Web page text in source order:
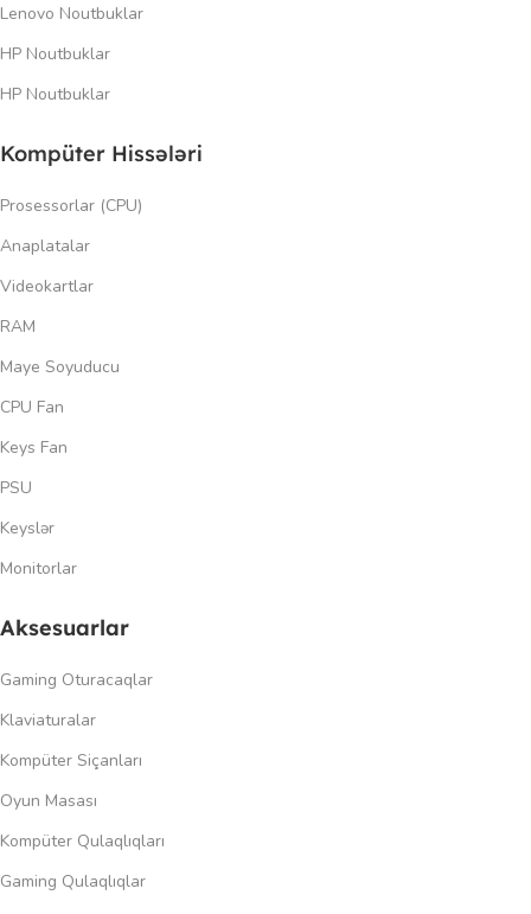
Lenovo Noutbuklar
HP Noutbuklar
HP Noutbuklar
Kompüter Hissələri
Prosessorlar (CPU)
Anaplatalar
Videokartlar
RAM
Maye Soyuducu
CPU Fan
Keys Fan
PSU
Keyslər
Monitorlar
Aksesuarlar
Gaming Oturacaqlar
Klaviaturalar
Kompüter Siçanları
Oyun Masası
Kompüter Qulaqlıqları
Gaming Qulaqlıqlar